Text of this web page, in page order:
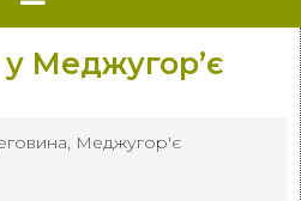
Меджугор’є
Меджугор'є